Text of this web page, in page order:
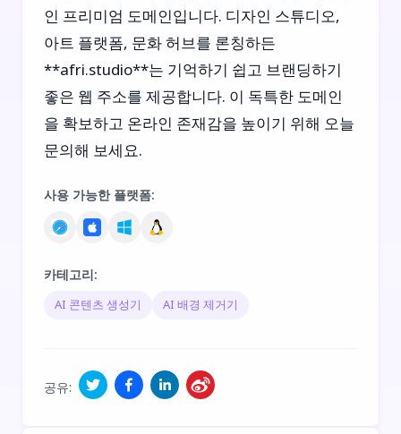
인 프리미엄 도메인입니다. 디자인 스튜디오,
아트 플랫폼, 문화 허브를 론칭하든
**afri.studio**는 기억하기 쉽고 브랜딩하기
좋은 웹 주소를 제공합니다. 이 독특한 도메인
을 확보하고 온라인 존재감을 높이기 위해 오늘
문의해 보세요.
사용 가능한 플랫폼:
카테고리:
AI 콘텐츠 생성기 AI 배경 제거기
공유: